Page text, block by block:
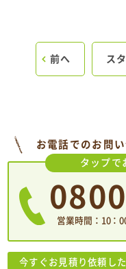
前へ ス
お電話でのお問
タップで
営業時間：10
今すぐお見積り依頼し